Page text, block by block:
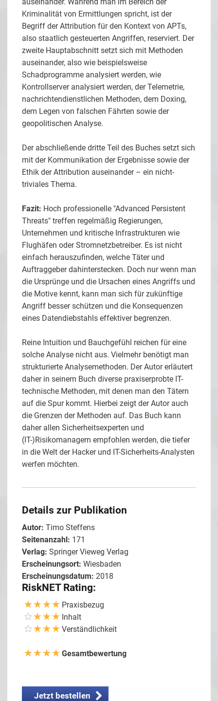
Kriminalität von Ermittlungen spricht, ist der
Begriff der Attribution für den Kontext von APTs,
also staatlich gesteuerten Angriffen, reserviert. Der
zweite Hauptabschnitt setzt sich mit Methoden
auseinander, also wie beispielsweise
Schadprogramme analysiert werden, wie
Kontrollserver analysiert werden, der Telemetrie,
nachrichtendienstlichen Methoden, dem Doxing,
dem Legen von falschen Fährten sowie der
geopolitischen Analyse.
Der abschließende dritte Teil des Buches setzt sich
mit der Kommunikation der Ergebnisse sowie der
Ethik der Attribution auseinander – ein nicht-
triviales Thema.
Fazit: Hoch professionelle "Advanced Persistent
Threats" treffen regelmäßig Regierungen,
Unternehmen und kritische Infrastrukturen wie
Flughäfen oder Stromnetzbetreiber. Es ist nicht
einfach herauszufinden, welche Täter und
Auftraggeber dahinterstecken. Doch nur wenn man
die Ursprünge und die Ursachen eines Angriffs und
die Motive kennt, kann man sich für zukünftige
Angriff besser schützen und die Konsequenzen
eines Datendiebstahls effektiver begrenzen.
Reine Intuition und Bauchgefühl reichen für eine
solche Analyse nicht aus. Vielmehr benötigt man
strukturierte Analysemethoden. Der Autor erläutert
daher in seinem Buch diverse praxiserprobte IT-
technische Methoden, mit denen man den Tätern
auf die Spur kommt. Hierbei zeigt der Autor auch
die Grenzen der Methoden auf. Das Buch kann
daher allen Sicherheitsexperten und
(IT-)Risikomanagern empfohlen werden, die tiefer
in die Welt der Hacker und IT-Sicherheits-Analysten
werfen möchten.
Details zur Publikation
Autor: Timo Steffens
Seitenanzahl: 171
Verlag: Springer Vieweg Verlag
Erscheinungsort: Wiesbaden
Erscheinungsdatum: 2018
RiskNET Rating:
Praxisbezug
Inhalt
Verständlichkeit
Gesamtbewertung
Jetzt bestellen